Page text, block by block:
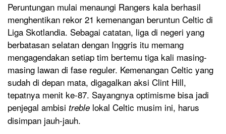
Peruntungan mulai menaungi Rangers kala berhasil
menghentikan rekor 21 kemenangan beruntun Celtic di
Liga Skotlandia. Sebagai catatan, liga di negeri yang
berbatasan selatan dengan Inggris itu memang
mengagendakan setiap tim bertemu tiga kali masing-
masing lawan di fase reguler. Kemenangan Celtic yang
sudah di depan mata, digagalkan aksi Clint Hill,
tepatnya menit ke-87. Sayangnya optimisme bisa jadi
penjegal ambisi treble lokal Celtic musim ini, harus
disimpan jauh-jauh.